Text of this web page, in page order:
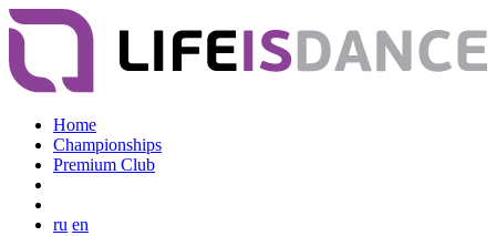
Home
Championships
Premium Club
ru en